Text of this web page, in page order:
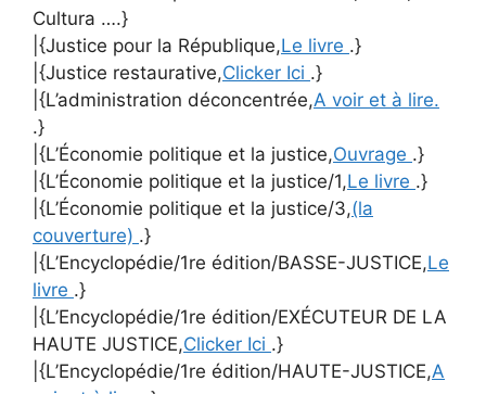
Cultura ….}
|{Justice pour la République,Le livre .}
|{Justice restaurative,Clicker Ici .}
|{L’administration déconcentrée,A voir et à lire.
.}
|{L’Économie politique et la justice,Ouvrage .}
|{L’Économie politique et la justice/1,Le livre .}
|{L’Économie politique et la justice/3,(la
couverture) .}
|{L’Encyclopédie/1re édition/BASSE-JUSTICE,Le
livre .}
|{L’Encyclopédie/1re édition/EXÉCUTEUR DE LA
HAUTE JUSTICE,Clicker Ici .}
|{L’Encyclopédie/1re édition/HAUTE-JUSTICE,A